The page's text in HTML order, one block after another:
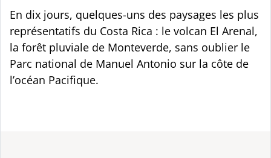
En dix jours, quelques-uns des paysages les plus
représentatifs du Costa Rica : le volcan El Arenal,
la forêt pluviale de Monteverde, sans oublier le
Parc national de Manuel Antonio sur la côte de
l’océan Pacifique.